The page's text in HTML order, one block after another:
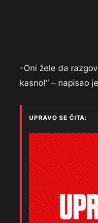
-Oni žele da
kasno!“ – napisao
UPRAVO SE ČITA: